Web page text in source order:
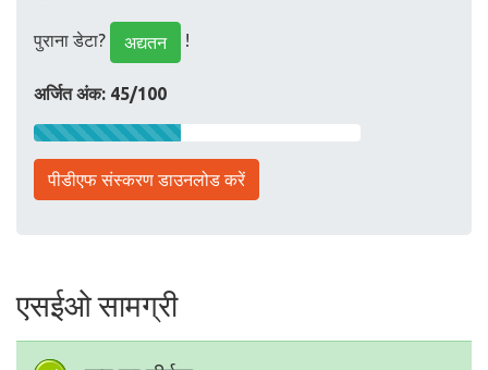
पुराना डेटा? अद्यतन !
अर्जित अंक: 45/100
पीडीएफ संस्करण डाउनलोड करें
एसईओ सामग्री